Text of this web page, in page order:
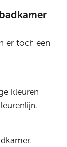
er toch een
kleuren